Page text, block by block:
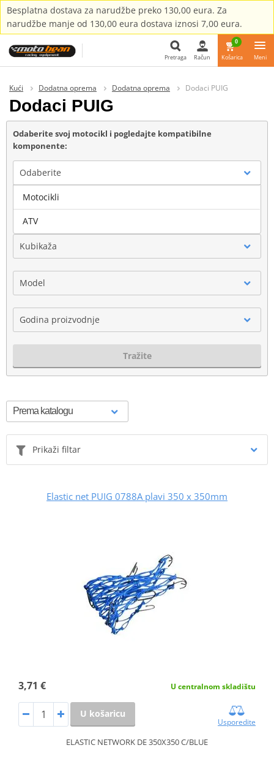
Besplatna dostava za narudžbe preko 130,00 eura. Za
narudžbe manje od 130,00 eura dostava iznosi 7,00 eura.
Pretraga
Pretraga Račun
0
Košarica Meni
Kući Dodatna oprema Dodatna oprema Dodaci PUIG
Dodaci PUIG
Odaberite svoj motocikl i pogledajte kompatibilne
komponente:
Odaberite
Marka
Kubikaža
Model
Godina proizvodnje
Tražite
Prikaži filtar
Elastic net PUIG 0788A plavi 350 x 350mm
3,71 € U centralnom skladištu
U košaricu
Usporedite
ELASTIC NETWORK DE 350X350 C/BLUE
Motocikli
ATV